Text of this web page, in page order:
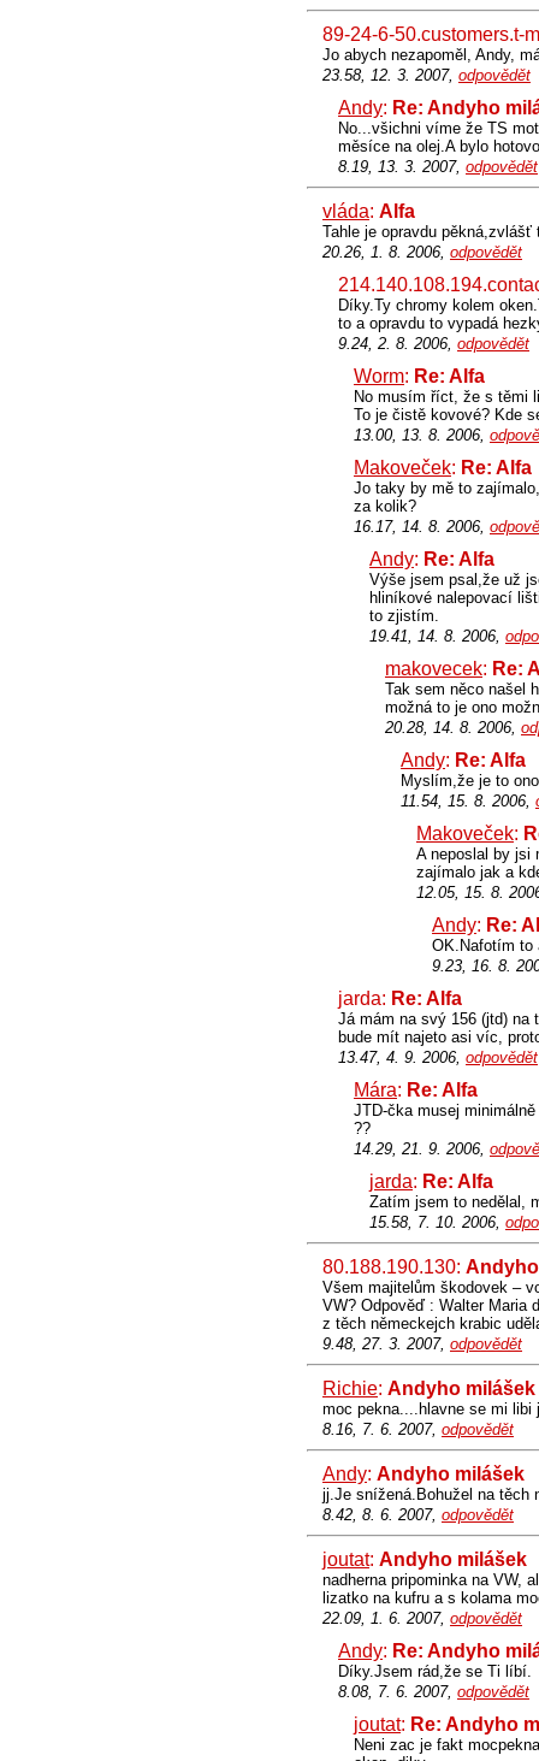
89-24-6-50.customers.t-
Jo abych nezapoměl, Andy,
23.58, 12. 3. 2007, odpovědět
Andy: Re: Andyho
No...všichni víme že TS
měsíce na olej.A bylo
8.19, 13. 3. 2007, odpovědět
vláda: Alfa
Tahle je opravdu
20.26, 1. 8. 2006, odpovědět
Díky.Ty chromy kolem
to a opravdu to vypadá
9.24, 2. 8. 2006, odpovědět
Worm: Re: Alfa
No musím říct, že s těmi
To je čistě kovové? Kde
13.00, 13. 8. 2006,
Makoveček: Re: Alfa
Jo taky by mě to
za kolik?
16.17, 14. 8. 2006,
Andy: Re: Alfa
Výše jsem psal,že už
hliníkové nalepovací
to zjistím.
19.41, 14. 8. 2006,
makovecek: Re:
Tak sem něco našel
možná to je ono
20.28, 14. 8. 2006,
Andy: Re: Alfa
Myslím,že je to
11.54, 15. 8. 2006,
Makoveček:
A neposlal by jsi
zajímalo jak a
12.05, 15. 8.
Andy: Re:
OK.Nafotím to
9.23, 16. 8.
jarda: Re: Alfa
Já mám na svý 156 (jtd) na
bude mít najeto asi víc,
13.47, 4. 9. 2006, odpovědět
Mára: Re: Alfa
JTD-čka musej
??
14.29, 21. 9. 2006,
jarda: Re: Alfa
Zatím jsem to nedělal,
15.58, 7. 10. 2006,
80.188.190.130:
Všem majitelům škodovek –
VW? Odpověď : Walter Maria
z těch německejch krabic
9.48, 27. 3. 2007, odpovědět
Richie: Andyho milášek
moc pekna....hlavne se mi libi
8.16, 7. 6. 2007, odpovědět
Andy: Andyho milášek
jj.Je snížená.Bohužel na těch
8.42, 8. 6. 2007, odpovědět
joutat: Andyho milášek
nadherna pripominka na VW,
lizatko na kufru a s kolama
22.09, 1. 6. 2007, odpovědět
Andy: Re: Andyho
Díky.Jsem rád,že se Ti líbí.
8.08, 7. 6. 2007, odpovědět
joutat: Re: Andyho
Neni zac je fakt